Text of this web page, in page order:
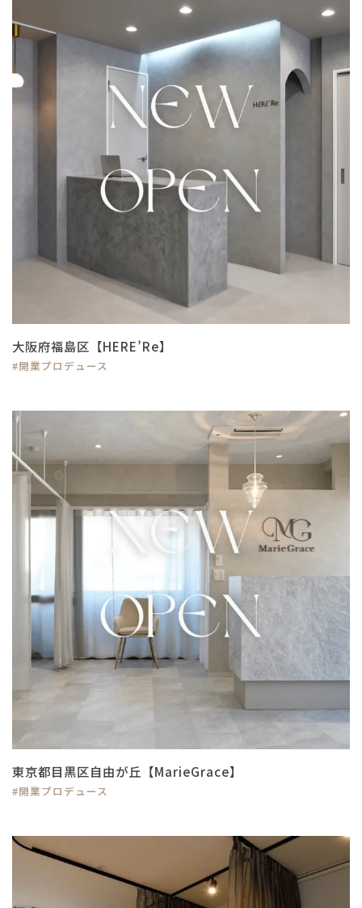
大阪府福島区【HERE’Re】
#開業プロデュース
東京都目黒区自由が丘【MarieGrace】
#開業プロデュース